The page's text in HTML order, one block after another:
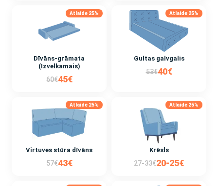
Atlaide 25%
Dīvāns-grāmata
(Izvelkamais)
60€45€
Atlaide 25%
Gultas galvgalis
53€40€
Atlaide 25%
Virtuves stūra dīvāns
57€43€
Atlaide 25%
Krēsls
27-33€20-25€